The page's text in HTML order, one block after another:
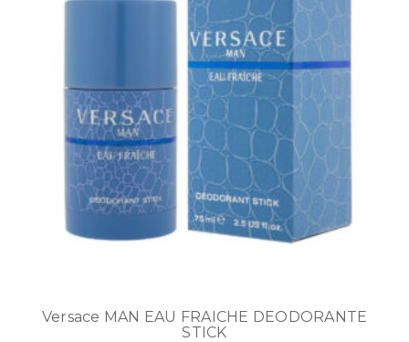
Versace MAN EAU FRAICHE DEODORANTE
STICK